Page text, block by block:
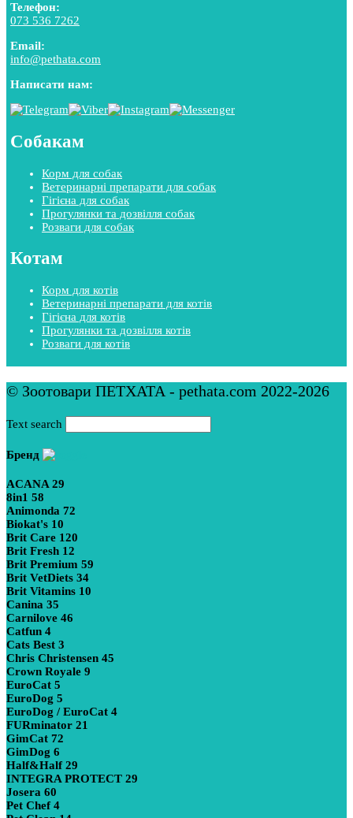
Телефон:
073 536 7262
Email:
info@pethata.com
Написати нам:
Собакам
Корм для собак
Ветеринарні препарати для собак
Гігієна для собак
Прогулянки та дозвілля собак
Розваги для собак
Котам
Корм для котів
Ветеринарні препарати для котів
Гігієна для котів
Прогулянки та дозвілля котів
Розваги для котів
© Зоотовари ПЕТХАТА - pethata.com 2022-2026
Text search
Бренд
ACANA 29
8in1 58
Animonda 72
Biokat's 10
Brit Care 120
Brit Fresh 12
Brit Premium 59
Brit VetDiets 34
Brit Vitamins 10
Canina 35
Carnilove 46
Catfun 4
Cats Best 3
Chris Christensen 45
Crown Royale 9
EuroCat 5
EuroDog 5
EuroDog / EuroCat 4
FURminator 21
GimCat 72
GimDog 6
Half&Half 29
INTEGRA PROTECT 29
Josera 60
Pet Chef 4